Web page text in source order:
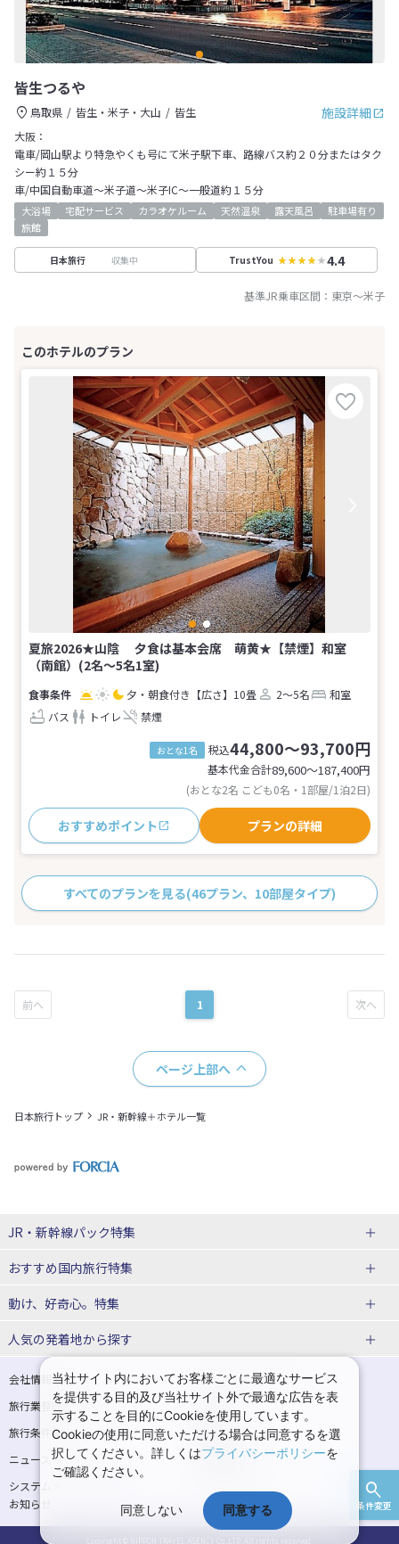
条件変更
皆生つるや
施設詳細
鳥取県 皆生・米子・大山
皆生
大阪：
電車/岡山駅より特急やくも号にて米子駅下車、路線バス約２０分またはタク
シー約１５分
車/中国自動車道～米子道～米子IC～一般道約１５分
大浴場 宅配サービス カラオケルーム 天然温泉 露天風呂
駐車場有り
旅館
日本旅行 収集中 TrustYou 4.4
基準JR乗車区間： 東京～米子
夏旅2026★山陰 夕食は基本会席 萌黄★【禁煙】和室
（南館）(2名～5名1室)
夕・朝食付き 【広さ】10畳 2～5名
和室
バス
トイレ 禁煙
おとな1名 税込44,800～93,700円
基本代金合計89,600〜187,400円
(おとな2名 こども0名・1部屋/1泊2日)
おすすめポイント プランの詳細
すべてのプランを見る(46プラン、10部屋タイプ)
1
ページ上部へ
日本旅行トップ JR・新幹線＋ホテル一覧
JR・新幹線パック特集
tabiwaスペシャル
日帰りTrip
おすすめ国内旅行特集
ユニバーサル・スタジオ・ジャパンへの旅
贅沢時間
大阪
動け、好奇心。特集
西の日キャンペーン
こだわり企画 鉄道 京都 美酒旅 祭り花火 期間限定イベント
体験プラン
親子旅
演劇 イベント スポーツ 音楽
人気の発着地から探す
関西→金沢旅 関西→広島旅
関西→岡山旅 関西→博多旅
広島→大阪旅 広島→博多旅
広島→岡山旅
会社情報
プライバシーポリシー
旅行業登録票・約款
規約集
旅行条件書
商標について
ニュースリリース
採用情報
システムメンテナンスの
お知らせ
当社サイト内においてお客様ごとに最適なサービス
を提供する目的及び当社サイト外で最適な広告を表
示することを目的にCookieを使用しています。
Cookieの使用に同意いただける場合は同意するを選
択してください。詳しくはプライバシーポリシーを
ご確認ください。
同意しない 同意する